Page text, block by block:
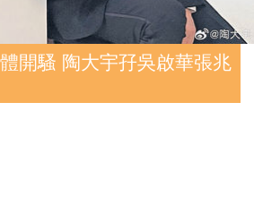
開騷 陶大宇孖吳啟華張兆